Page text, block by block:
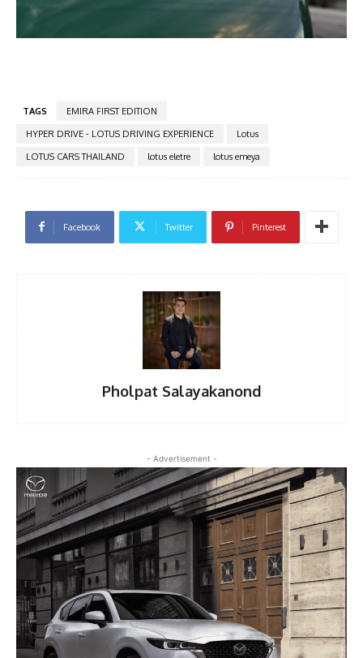
TAGS
EMIRA FIRST EDITION
HYPER DRIVE - LOTUS DRIVING EXPERIENCE
Lotus
LOTUS CARS THAILAND
lotus eletre lotus emeya
Facebook Twitter Pinterest
Pholpat Salayakanond
- Advertisement -